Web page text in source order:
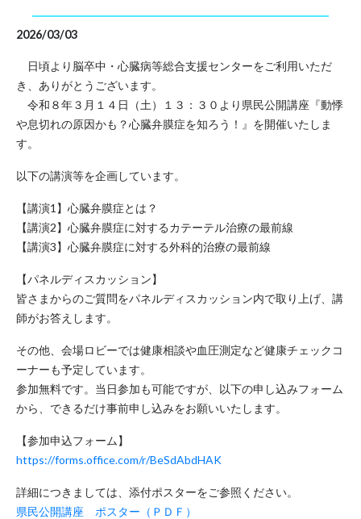
2026/03/03
日頃より脳卒中・心臓病等総合支援センターをご利用いただ
き、ありがとうございます。
令和８年３月１４日（土）１３：３０より県民公開講座『動悸
や息切れの原因かも？心臓弁膜症を知ろう！』を開催いたしま
す。
以下の講演等を企画しています。
【講演1】心臓弁膜症とは？
【講演2】心臓弁膜症に対するカテーテル治療の最前線
【講演3】心臓弁膜症に対する外科的治療の最前線
【パネルディスカッション】
皆さまからのご質問をパネルディスカッション内で取り上げ、講
師がお答えします。
その他、会場ロビーでは健康相談や血圧測定など健康チェックコ
ーナーも予定しています。
参加無料です。当日参加も可能ですが、以下の申し込みフォーム
から、できるだけ事前申し込みをお願いいたします。
【参加申込フォーム】
https://forms.office.com/r/BeSdAbdHAK
詳細につきましては、添付ポスターをご参照ください。
県民公開講座 ポスター（ＰＤＦ）